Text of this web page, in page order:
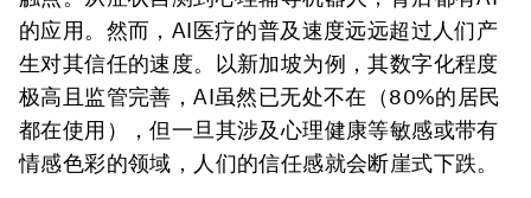
的应用。然而，AI医疗的普及速度远远超过人们产
生对其信任的速度。以新加坡为例，其数字化程度
极高且监管完善，AI虽然已无处不在（80%的居民
都在使用），但一旦其涉及心理健康等敏感或带有
情感色彩的领域，人们的信任感就会断崖式下跌。